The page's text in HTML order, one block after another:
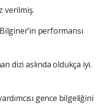
verilmiş.
Bilginer’in performansı
dizi aslında oldukça iyi.
gence bilgeliğini